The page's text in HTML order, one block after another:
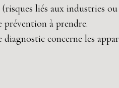
liés aux industries
prévention à prendre.
diagnostic concerne les